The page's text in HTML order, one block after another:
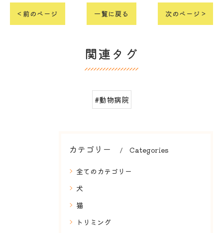
< 前のページ 一覧に戻る 次のページ >
関連タグ
#動物病院
カテゴリー Categories
全てのカテゴリー
犬
猫
トリミング